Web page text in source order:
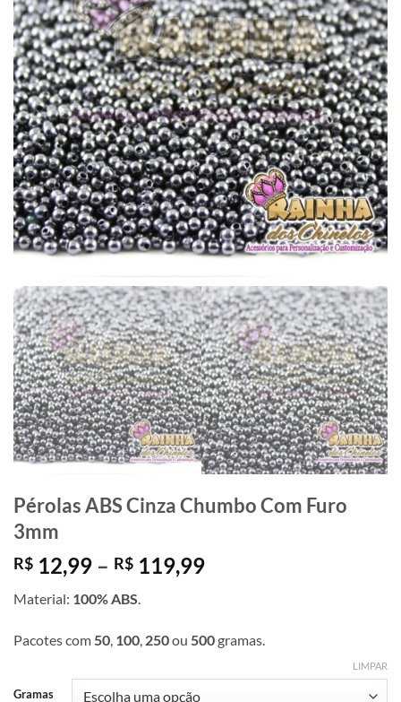
Pérolas ABS Cinza Chumbo Com Furo
3mm
R$ 12,99 – R$ 119,99Faixa
R$ 12,99
através
R$ 119,99
Material: 100% ABS.
Pacotes com50, 100, 250ou 500gramas.
Gramas
LIMPAR